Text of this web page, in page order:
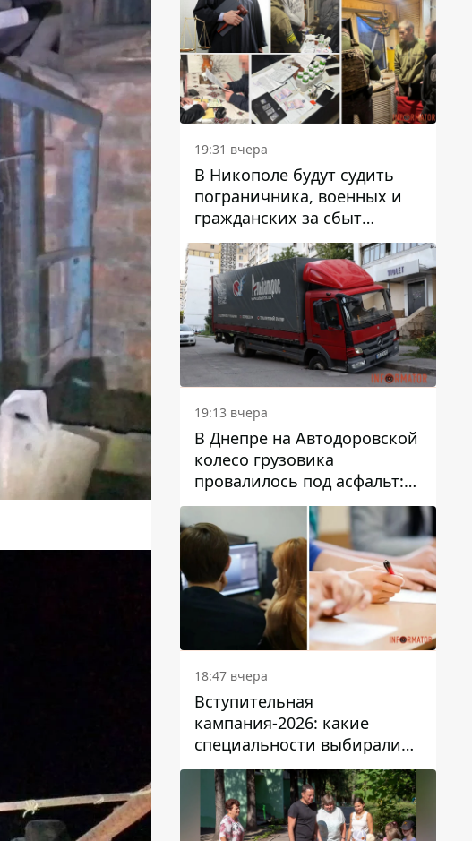
которые на самом деле
вредят машине
19:31 вчера
В Никополе будут судить
пограничника, военных и
гражданских за сбыт
психотропов
19:13 вчера
В Днепре на Автодоровской
колесо грузовика
провалилось под асфальт:
движение заблокировано
18:47 вчера
Вступительная
кампания-2026: какие
специальности выбирали
абитуриенты в Украине